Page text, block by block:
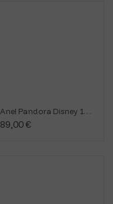
Anel Pandora Disney 164135C01
89,00 €